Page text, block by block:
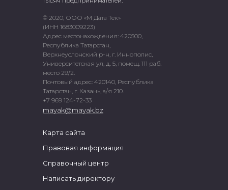
© 2020, ООО «М Дата Тек»
(ИНН 1683009223)
Адрес местонахождения: 420500,
Республика Татарстан,
Верхнеуслонский р-н, г. Иннополис,
Университетская ул, д. 5, помещ. 111 раб.
место 29/2.
Почтовый адрес: 420140, Республика
Татарстан, г. Казань, а/я 210.
+7 969 124-72-33
mayak@mayak.bz
Карта сайта
Правовая информация
Справочный центр
Написать директору